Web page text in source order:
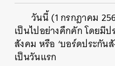
วันนี้ (1 กรกฎาคม
เป็นไปอย่างคึกคัก โดยมี
สังคม หรือ ‘บอร์ดประกัน
เป็นวันแรก